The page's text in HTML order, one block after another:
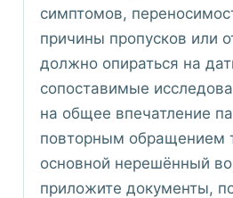
симптомов,
причины пропусков или
должно опираться на
сопоставимые
на общее впечатление
повторным обращением
основной нерешённый
приложите документы,